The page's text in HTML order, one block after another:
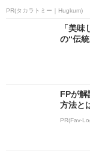
PR(タカラトミー｜Hugkum)
「美
の“伝
FPが
方法と
PR(Fav-